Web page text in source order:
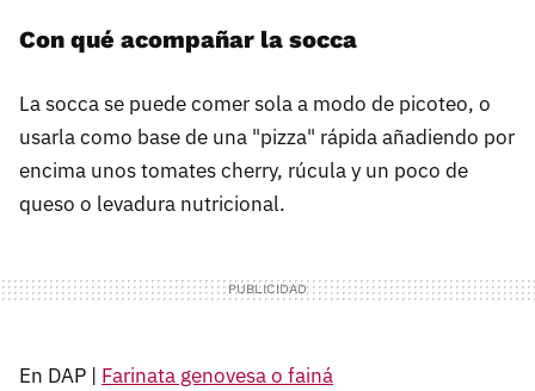
Con qué acompañar la socca
La socca se puede comer sola a modo de picoteo, o
usarla como base de una "pizza" rápida añadiendo por
encima unos tomates cherry, rúcula y un poco de
queso o levadura nutricional.
En DAP | Farinata genovesa o fainá